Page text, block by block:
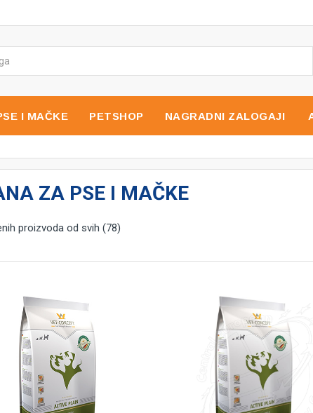
I MAČKE PETSHOP NAGRADNI ZALOGAJI
ZA PSE I MAČKE
proizvoda od svih (78)